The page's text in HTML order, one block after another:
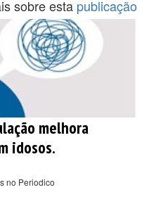
sobre esta publicação
melhora
idosos.
no Periodico